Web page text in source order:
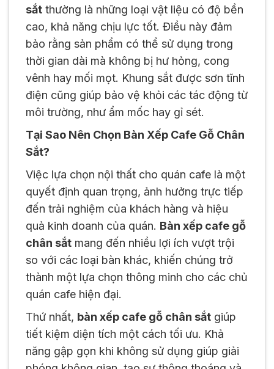
sắt thường là những loại vật liệu có độ bền
cao, khả năng chịu lực tốt. Điều này đảm
bảo rằng sản phẩm có thể sử dụng trong
thời gian dài mà không bị hư hỏng, cong
vênh hay mối mọt. Khung sắt được sơn tĩnh
điện cũng giúp bảo vệ khỏi các tác động từ
môi trường, như ẩm mốc hay gỉ sét.
Tại Sao Nên Chọn Bàn Xếp Cafe Gỗ Chân
Sắt?
Việc lựa chọn nội thất cho quán cafe là một
quyết định quan trọng, ảnh hưởng trực tiếp
đến trải nghiệm của khách hàng và hiệu
quả kinh doanh của quán. Bàn xếp cafe gỗ
chân sắt mang đến nhiều lợi ích vượt trội
so với các loại bàn khác, khiến chúng trở
thành một lựa chọn thông minh cho các chủ
quán cafe hiện đại.
Thứ nhất, bàn xếp cafe gỗ chân sắt giúp
tiết kiệm diện tích một cách tối ưu. Khả
năng gập gọn khi không sử dụng giúp giải